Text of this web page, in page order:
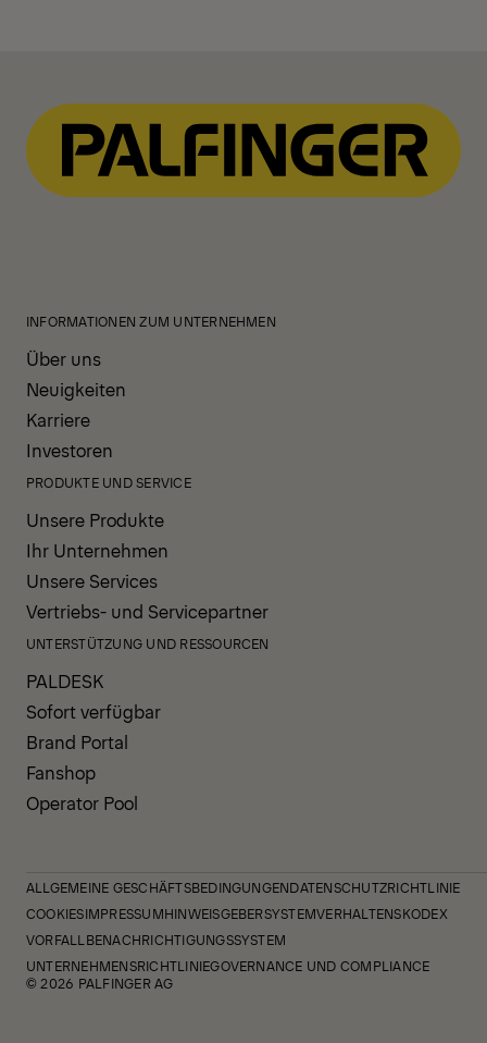
INFORMATIONEN ZUM UNTERNEHMEN
Über uns
Neuigkeiten
Karriere
Investoren
PRODUKTE UND SERVICE
Unsere Produkte
Ihr Unternehmen
Unsere Services
Vertriebs- und Servicepartner
UNTERSTÜTZUNG UND RESSOURCEN
PALDESK
Sofort verfügbar
Brand Portal
Fanshop
Operator Pool
ALLGEMEINE GESCHÄFTSBEDINGUNGENDATENSCHUTZRICHTLINIE
COOKIESIMPRESSUMHINWEISGEBERSYSTEMVERHALTENSKODEX
VORFALLBENACHRICHTIGUNGSSYSTEM
UNTERNEHMENSRICHTLINIEGOVERNANCE UND COMPLIANCE
© 2026 PALFINGER AG